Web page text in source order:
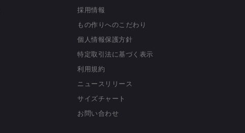
採用情報
もの作りへのこだわり
個人情報保護方針
特定取引法に基づく表示
利用規約
ニュースリリース
サイズチャート
お問い合わせ